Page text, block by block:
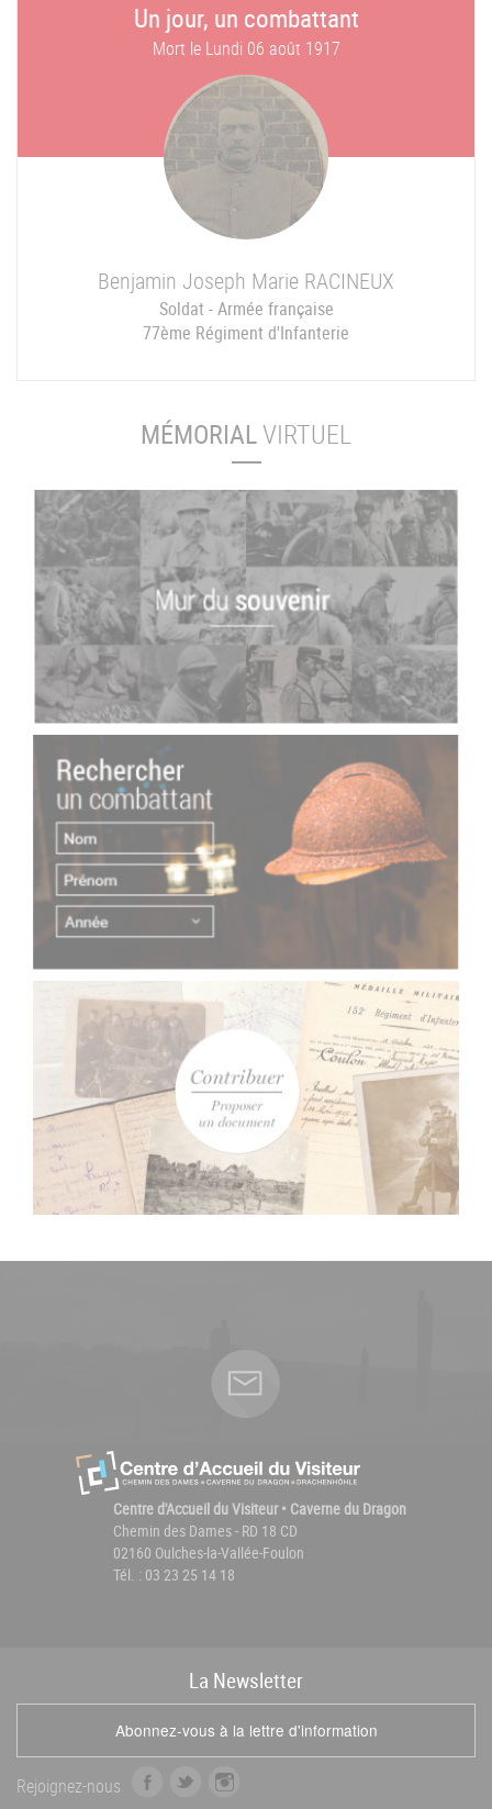
Un jour, un combattant
Mort le Lundi 06 août 1917
Benjamin Joseph Marie RACINEUX
Soldat - Armée française
77ème Régiment d'Infanterie
MÉMORIALVIRTUEL
Centre d'Accueil du Visiteur • Caverne du Dragon
Chemin des Dames - RD 18 CD
02160 Oulches-la-Vallée-Foulon
Tél. : 03 23 25 14 18
La Newsletter
Abonnez-vous à la lettre d'information
Rejoignez-nous